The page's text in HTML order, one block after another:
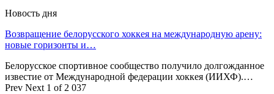
Новость дня
Возвращение белорусского хоккея на международную арену:
новые горизонты и…
Белорусское спортивное сообщество получило долгожданное
известие от Международной федерации хоккея (ИИХФ).…
Prev Next 1 of 2 037